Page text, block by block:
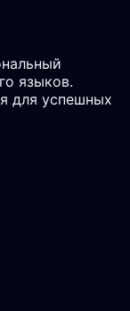
языков.
для успешных